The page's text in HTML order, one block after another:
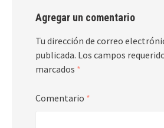
Agregar un comentario
Tu dirección de correo
publicada. Los campos
marcados *
Comentario *